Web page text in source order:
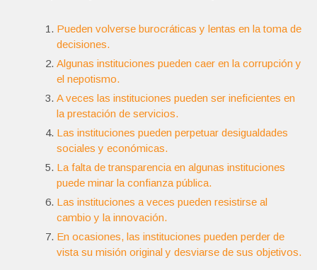
Pueden volverse burocráticas y lentas en la toma de
decisiones.
Algunas instituciones pueden caer en la corrupción y
el nepotismo.
A veces las instituciones pueden ser ineficientes en
la prestación de servicios.
Las instituciones pueden perpetuar desigualdades
sociales y económicas.
La falta de transparencia en algunas instituciones
puede minar la confianza pública.
Las instituciones a veces pueden resistirse al
cambio y la innovación.
En ocasiones, las instituciones pueden perder de
vista su misión original y desviarse de sus objetivos.